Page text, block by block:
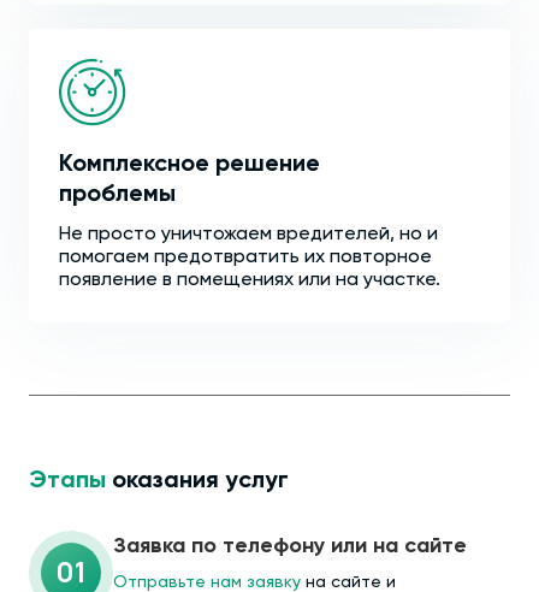
Комплексное решение
проблемы
Не просто уничтожаем вредителей, но и
помогаем предотвратить их повторное
появление в помещениях или на участке.
Этапы оказания услуг
01
Заявка по телефону или на сайте
Отправьте нам заявку на сайте и